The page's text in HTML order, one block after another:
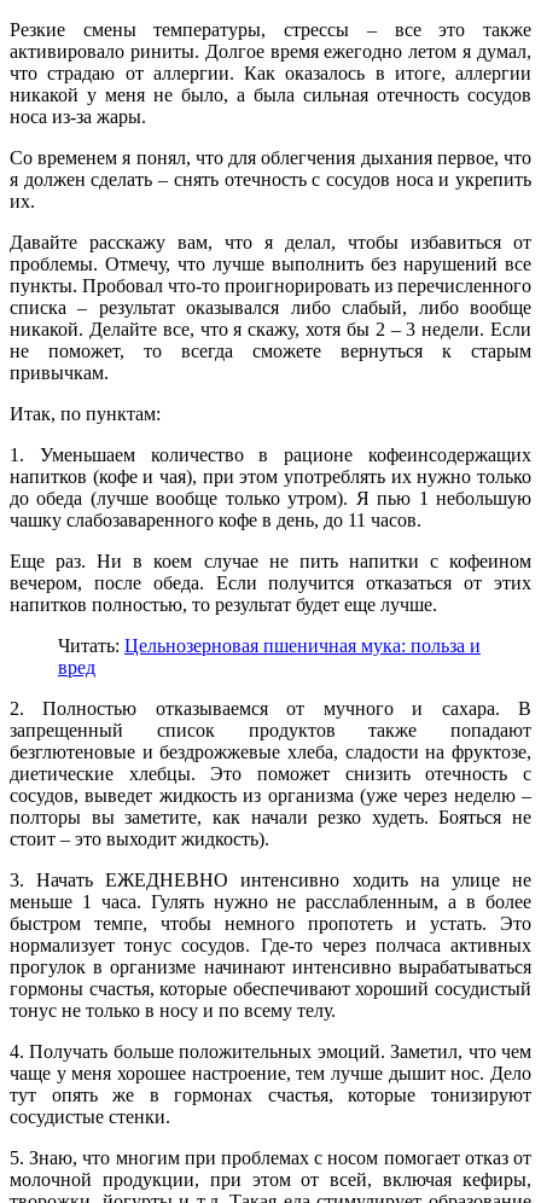
Резкие смены температуры, стрессы – все это также
активировало риниты. Долгое время ежегодно летом я думал,
что страдаю от аллергии. Как оказалось в итоге, аллергии
никакой у меня не было, а была сильная отечность сосудов
носа из-за жары.
Со временем я понял, что для облегчения дыхания первое, что
я должен сделать – снять отечность с сосудов носа и укрепить
их.
Давайте расскажу вам, что я делал, чтобы избавиться от
проблемы. Отмечу, что лучше выполнить без нарушений все
пункты. Пробовал что-то проигнорировать из перечисленного
списка – результат оказывался либо слабый, либо вообще
никакой. Делайте все, что я скажу, хотя бы 2 – 3 недели. Если
не поможет, то всегда сможете вернуться к старым
привычкам.
Итак, по пунктам:
1. Уменьшаем количество в рационе кофеинсодержащих
напитков (кофе и чая), при этом употреблять их нужно только
до обеда (лучше вообще только утром). Я пью 1 небольшую
чашку слабозаваренного кофе в день, до 11 часов.
Еще раз. Ни в коем случае не пить напитки с кофеином
вечером, после обеда. Если получится отказаться от этих
напитков полностью, то результат будет еще лучше.
Читать: Цельнозерновая пшеничная мука: польза и
вред
2. Полностью отказываемся от мучного и сахара. В
запрещенный список продуктов также попадают
безглютеновые и бездрожжевые хлеба, сладости на фруктозе,
диетические хлебцы. Это поможет снизить отечность с
сосудов, выведет жидкость из организма (уже через неделю –
полторы вы заметите, как начали резко худеть. Бояться не
стоит – это выходит жидкость).
3. Начать ЕЖЕДНЕВНО интенсивно ходить на улице не
меньше 1 часа. Гулять нужно не расслабленным, а в более
быстром темпе, чтобы немного пропотеть и устать. Это
нормализует тонус сосудов. Где-то через полчаса активных
прогулок в организме начинают интенсивно вырабатываться
гормоны счастья, которые обеспечивают хороший сосудистый
тонус не только в носу и по всему телу.
4. Получать больше положительных эмоций. Заметил, что чем
чаще у меня хорошее настроение, тем лучше дышит нос. Дело
тут опять же в гормонах счастья, которые тонизируют
сосудистые стенки.
5. Знаю, что многим при проблемах с носом помогает отказ от
молочной продукции, при этом от всей, включая кефиры,